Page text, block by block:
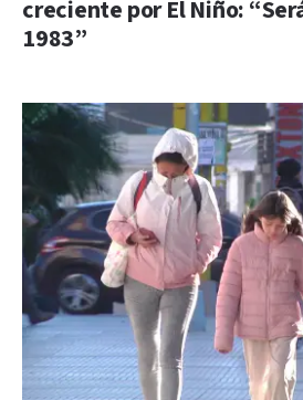
creciente por El Niño:
1983”